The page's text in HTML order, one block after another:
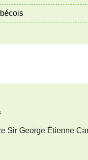
Sir George Étienne